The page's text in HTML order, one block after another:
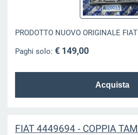
PRODOTTO NUOVO ORIGINALE FIAT
Paghi solo: € 149,00
FIAT 4449694 - COPPIA